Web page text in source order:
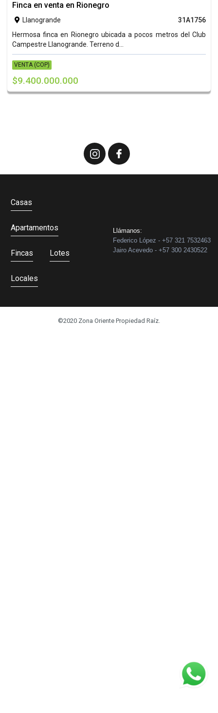
Finca en venta en Rionegro
 Llanogrande
31A1756
Hermosa finca en Rionegro ubicada a pocos metros del Club
Campestre Llanogrande. Terreno d...
VENTA (COP)
$9.400.000.000
Casas
Apartamentos
Fincas Lotes
Locales
Llámanos:
Federico López - +57 321 7532463
Jairo Acevedo - +57 300 2430522
©2020 Zona Oriente Propiedad Raíz.